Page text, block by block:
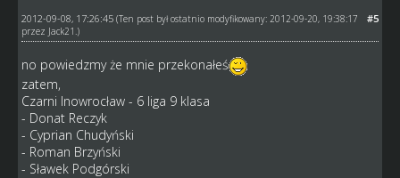
#5
2012-09-08, 17:26:45 (Ten post był ostatnio modyfikowany: 2012-09-20, 19:38:17
przez Jack21 .)
no powiedzmy że mnie przekonałeś
zatem,
Czarni Inowrocław - 6 liga 9 klasa
- Donat Reczyk
- Cyprian Chudyński
- Roman Brzyński
- Sławek Podgórski